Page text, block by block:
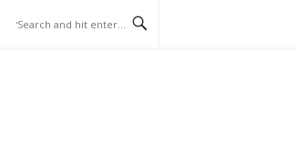
伴手禮